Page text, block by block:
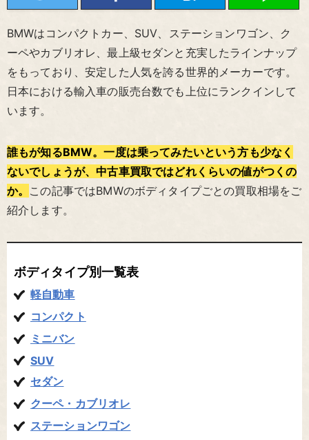
BMWはコンパクトカー、SUV、ステーションワゴン、ク
ーペやカブリオレ、最上級セダンと充実したラインナップ
をもっており、安定した人気を誇る世界的メーカーです。
日本における輸入車の販売台数でも上位にランクインして
います。
誰もが知るBMW。一度は乗ってみたいという方も少なく
ないでしょうが、中古車買取ではどれくらいの値がつくの
か。 この記事ではBMWのボディタイプごとの買取相場をご
紹介します。
ボディタイプ別一覧表
軽自動車
コンパクト
ミニバン
SUV
セダン
クーペ・カブリオレ
ステーションワゴン